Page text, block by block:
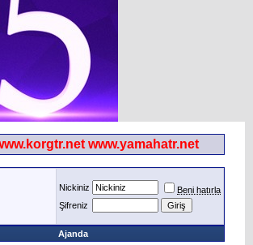
www.yamahatr.net
Nickiniz
Beni hatırla
Şifreniz
Ajanda